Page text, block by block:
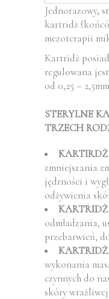
Jednorazowy,
kartridż
mezoterapii
Kartridż
regulowana
od 0,25 – 2,5mm
STERYLNE
TRZECH
KARTIRDŻ
zmniejszania
jędrności i
odżywienia
KARTRIDŻ
odmładzania,
przebarwień,
wykonania
czynnych do
skóry